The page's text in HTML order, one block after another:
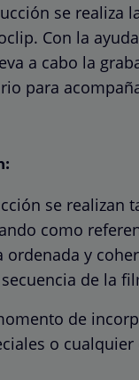
se realiza
Con la
a cabo la
para
se realizan
como
ordenada y
de la
de
o